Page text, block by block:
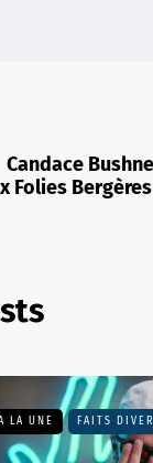
Candace
Folies
LA UNE FAITS